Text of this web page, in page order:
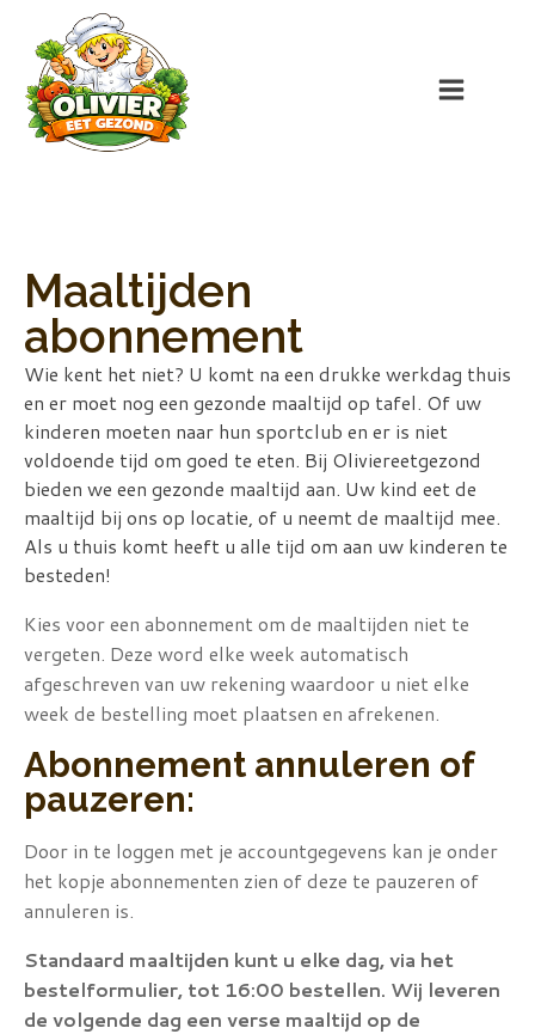
Maaltijden
abonnement
Wie kent het niet? U komt na een drukke werkdag thuis
en er moet nog een gezonde maaltijd op tafel. Of uw
kinderen moeten naar hun sportclub en er is niet
voldoende tijd om goed te eten. Bij Oliviereetgezond
bieden we een gezonde maaltijd aan. Uw kind eet de
maaltijd bij ons op locatie, of u neemt de maaltijd mee.
Als u thuis komt heeft u alle tijd om aan uw kinderen te
besteden!
Kies voor een abonnement om de maaltijden niet te
vergeten. Deze word elke week automatisch
afgeschreven van uw rekening waardoor u niet elke
week de bestelling moet plaatsen en afrekenen.
Abonnement annuleren of
pauzeren:
Door in te loggen met je accountgegevens kan je onder
het kopje abonnementen zien of deze te pauzeren of
annuleren is.
Standaard maaltijden kunt u elke dag, via het
bestelformulier, tot 16:00 bestellen. Wij leveren
de volgende dag een verse maaltijd op de